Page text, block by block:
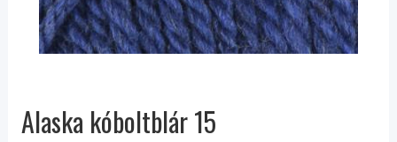
Alaska kóboltblár 15